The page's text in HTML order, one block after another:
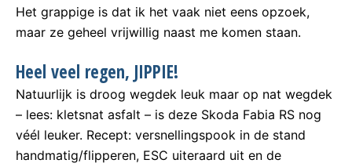
Het grappige is dat ik het vaak niet eens opzoek,
maar ze geheel vrijwillig naast me komen staan.
Heel veel regen, JIPPIE!
Natuurlijk is droog wegdek leuk maar op nat wegdek
– lees: kletsnat asfalt – is deze Skoda Fabia RS nog
véél leuker. Recept: versnellingspook in de stand
handmatig/flipperen, ESC uiteraard uit en de